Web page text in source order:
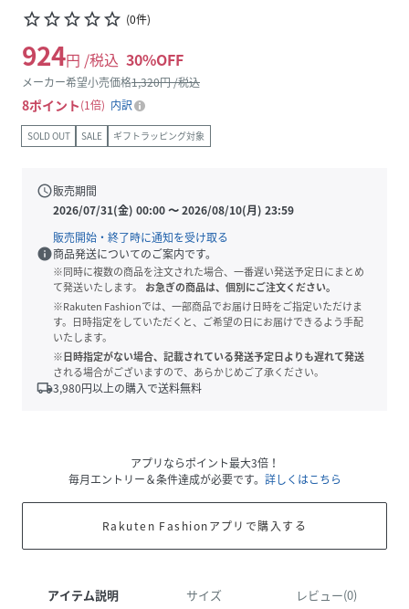
star_borderstar_borderstar_borderstar_borderstar_border (0件)
924円 /税込 30%OFF
メーカー希望小売価格1,320円 /税込
8ポイント 1倍 内訳
SOLD OUT SALE ギフトラッピング対象
schedule販売期間
2026/07/31(金) 00:00〜2026/08/10(月) 23:59
販売開始・終了時に通知を受け取る
info商品発送についてのご案内です。
※同時に複数の商品を注文された場合、一番遅い発送予定日にまとめ
て発送いたします。
お急ぎの商品は、個別にご注文ください。
※Rakuten Fashionでは、一部商品でお届け日時をご指定いただけま
す。日時指定をしていただくと、ご希望の日にお届けできるよう手配
いたします。
※日時指定がない場合、記載されている発送予定日よりも遅れて発送
される場合がございますので、あらかじめご了承ください。
local_shipping3,980円以上の購入で送料無料
アプリならポイント最大3倍！
毎月エントリー＆条件達成が必要です。 詳しくはこちら
Rakuten Fashionアプリで購入する
アイテム説明 サイズ レビュー(0)